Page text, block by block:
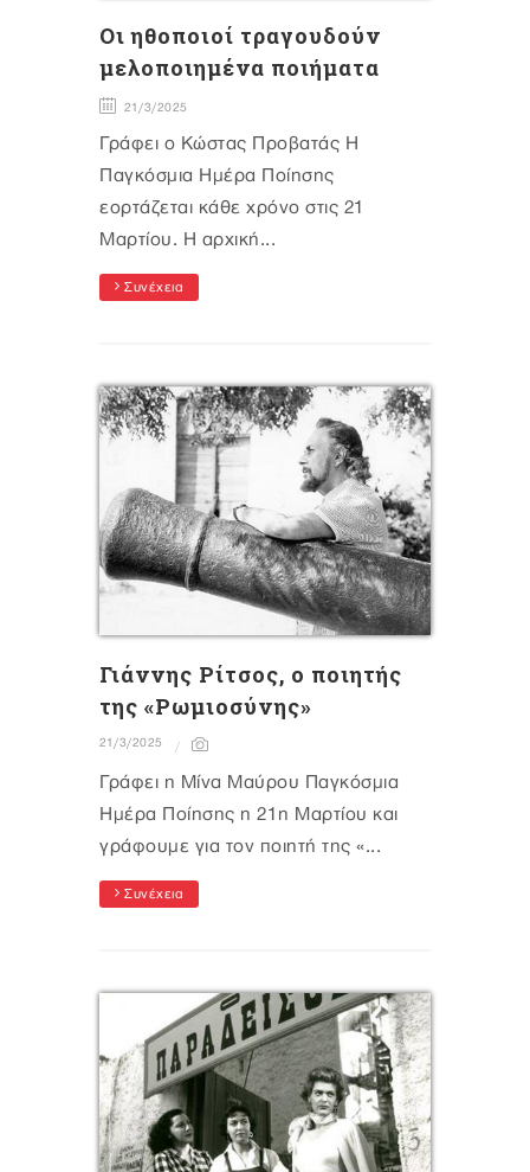
Oι ηθοποιοί τραγουδούν
μελοποιημένα ποιήματα
21/3/2025
Γράφει ο Κώστας Προβατάς Η
Παγκόσμια Ημέρα Ποίησης
εορτάζεται κάθε χρόνο στις 21
Μαρτίου. Η αρχική...
Συνέχεια
Γιάννης Ρίτσος, ο ποιητής
της «Ρωμιοσύνης»
21/3/2025
Γράφει η Μίνα Μαύρου Παγκόσμια
Ημέρα Ποίησης η 21η Μαρτίου και
γράφουμε για τον ποιητή της «...
Συνέχεια